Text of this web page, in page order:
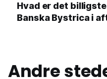
Hvad er det
Banska Bystrica i
Andre